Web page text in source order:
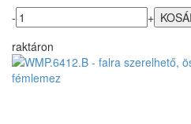
-
+
raktáron